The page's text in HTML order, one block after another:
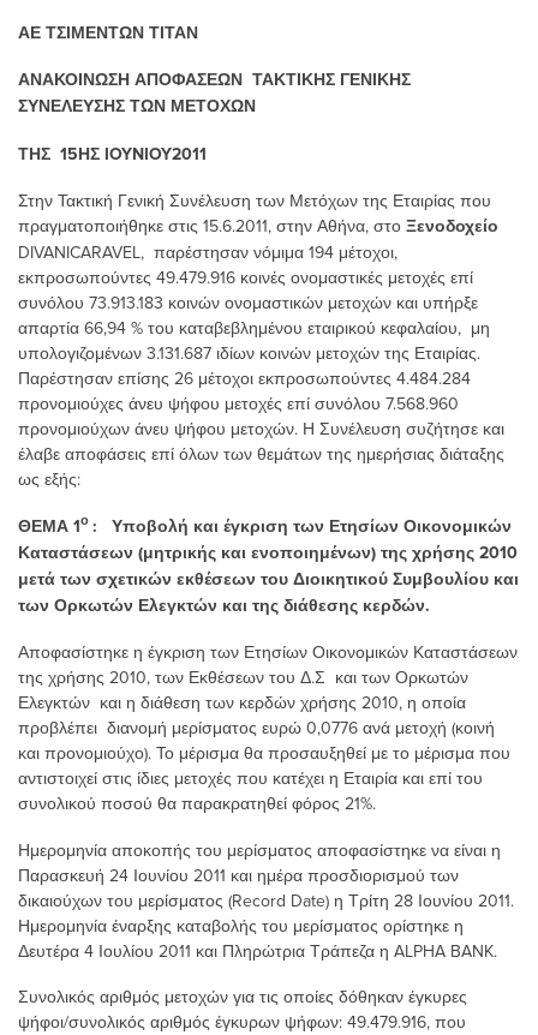
ΑΕ ΤΣΙΜΕΝΤΩΝ ΤΙΤΑΝ
ΑΝΑΚΟΙΝΩΣΗ ΑΠΟΦΑΣΕΩΝ ΤΑΚΤΙΚΗΣ ΓΕΝΙΚΗΣ
ΣΥΝΕΛΕΥΣΗΣ ΤΩΝ ΜΕΤΟΧΩΝ
ΤΗΣ 15ΗΣ IOYNIOY2011
Στην Τακτική Γενική Συνέλευση των Μετόχων της Εταιρίας που
πραγματοποιήθηκε στις 15.6.2011, στην Αθήνα, στο Ξενοδοχείο
DIVANICARAVEL, παρέστησαν νόμιμα 194 μέτοχοι,
εκπροσωπούντες 49.479.916 κοινές ονομαστικές μετοχές επί
συνόλου 73.913.183 κοινών ονομαστικών μετοχών και υπήρξε
απαρτία 66,94 % του καταβεβλημένου εταιρικού κεφαλαίου, μη
υπολογιζομένων 3.131.687 ιδίων κοινών μετοχών της Εταιρίας.
Παρέστησαν επίσης 26 μέτοχοι εκπροσωπούντες 4.484.284
προνομιούχες άνευ ψήφου μετοχές επί συνόλου 7.568.960
προνομιούχων άνευ ψήφου μετοχών. Η Συνέλευση συζήτησε και
έλαβε αποφάσεις επί όλων των θεμάτων της ημερήσιας διάταξης
ως εξής:
ΘΕΜΑ 1ο : Υποβολή και έγκριση των Ετησίων Οικονομικών
Καταστάσεων (μητρικής και ενοποιημένων) της χρήσης 2010
μετά των σχετικών εκθέσεων του Διοικητικού Συμβουλίου και
των Ορκωτών Ελεγκτών και της διάθεσης κερδών.
Αποφασίστηκε η έγκριση των Ετησίων Οικονομικών Καταστάσεων
της χρήσης 2010, των Εκθέσεων του Δ.Σ και των Ορκωτών
Ελεγκτών και η διάθεση των κερδών χρήσης 2010, η οποία
προβλέπει διανομή μερίσματος ευρώ 0,0776 ανά μετοχή (κοινή
και προνομιούχο). Το μέρισμα θα προσαυξηθεί με το μέρισμα που
αντιστοιχεί στις ίδιες μετοχές που κατέχει η Εταιρία και επί του
συνολικού ποσού θα παρακρατηθεί φόρος 21%.
Ημερομηνία αποκοπής του μερίσματος αποφασίστηκε να είναι η
Παρασκευή 24 Ιουνίου 2011 και ημέρα προσδιορισμού των
δικαιούχων του μερίσματος (Record Date) η Τρίτη 28 Ιουνίου 2011.
Ημερομηνία έναρξης καταβολής του μερίσματος ορίστηκε η
Δευτέρα 4 Ιουλίου 2011 και Πληρώτρια Τράπεζα η ALPHA BANK.
Συνολικός αριθμός μετοχών για τις οποίες δόθηκαν έγκυρες
ψήφοι/συνολικός αριθμός έγκυρων ψήφων: 49.479.916, που